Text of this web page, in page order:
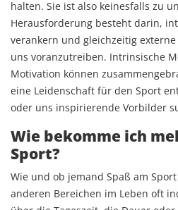
halten. Sie ist also keinesfalls zu
Herausforderung besteht darin,
verankern und gleichzeitig
uns voranzutreiben. Intrinsische
Motivation können
eine Leidenschaft für den Sport
oder uns inspirierende Vorbilder
Wie bekomme ich
Sport?
Wie und ob jemand Spaß am
anderen Bereichen im Leben oft